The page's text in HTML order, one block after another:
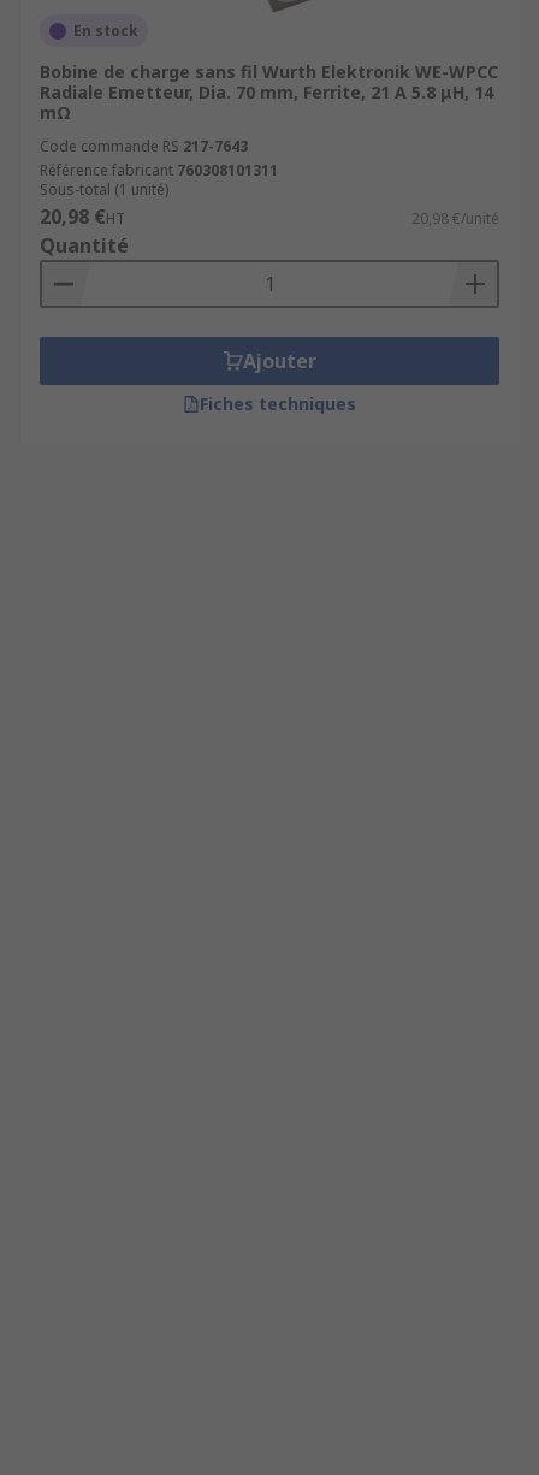
En stock
Bobine de charge sans fil Wurth Elektronik WE-WPCC
Radiale Emetteur, Dia. 70 mm, Ferrite, 21 A 5.8 μH, 14
mΩ
Code commande RS 217-7643
Référence fabricant 760308101311
Sous-total (1 unité)
20,98 €HT 20,98 €/unité
Quantité
Ajouter
Fiches techniques